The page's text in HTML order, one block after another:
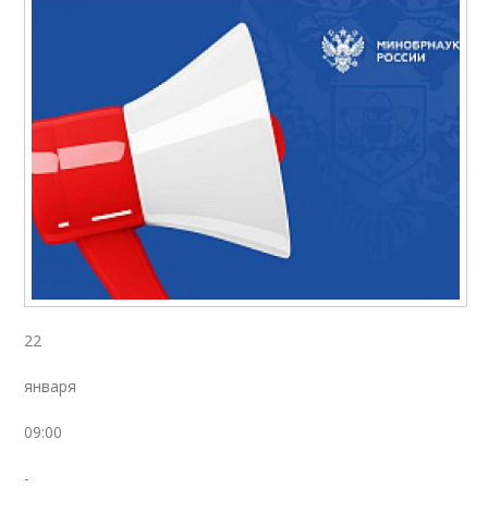
22
января
09:00
-